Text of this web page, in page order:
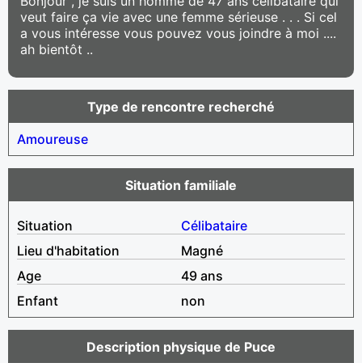
veut faire ça vie avec une femme sérieuse . . . Si cel
a vous intéresse vous pouvez vous joindre à moi ....
ah bientôt ..
Type de rencontre recherché
Amoureuse
Situation familiale
Situation
Célibataire
Lieu d'habitation
Magné
Age
49 ans
Enfant
non
Description physique de Puce